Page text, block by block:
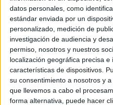
datos personales, como
estándar enviada por un
personalizado, medición de
investigación de audiencia y
permiso, nosotros y nuestros
localización geográfica precisa
características de dispositivos.
su consentimiento a nosotros y
que llevemos a cabo el
forma alternativa, puede hacer
tanto) o algo tipo traducción,
no me gusta mucho.
Y luego está Psicología.
desde hace mucho, y
que no sé, la que más me
súper interesante, la gente que
dice que es una carrera muy
investigador o algo así en
opción muy buena. Y, si no
psicólogo clínico tampoco me